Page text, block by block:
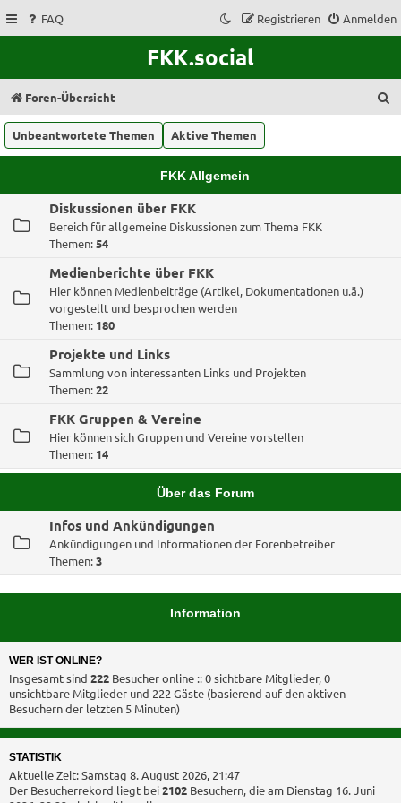
FAQ Anmelden
Registrieren
FKK.social
Foren-Übersicht
Unbeantwortete Themen Aktive Themen
FKK Allgemein
Diskussionen über FKK
Bereich für allgemeine Diskussionen zum Thema FKK
Themen:54
Medienberichte über FKK
Hier können Medienbeiträge (Artikel, Dokumentationen u.ä.)
vorgestellt und besprochen werden
Themen: 180
Projekte und Links
Sammlung von interessanten Links und Projekten
Themen:22
FKK Gruppen & Vereine
Hier können sich Gruppen und Vereine vorstellen
Themen: 14
Über das Forum
Infos und Ankündigungen
Ankündigungen und Informationen der Forenbetreiber
Themen:3
Information
WER IST ONLINE?
Insgesamt sind 222 Besucher online :: 0 sichtbare Mitglieder, 0
unsichtbare Mitglieder und 222 Gäste (basierend auf den aktiven
Besuchern der letzten 5 Minuten)
STATISTIK
Aktuelle Zeit: Samstag 8. August 2026, 21:47
Der Besucherrekord liegt bei2102 Besuchern, die am Dienstag 16. Juni